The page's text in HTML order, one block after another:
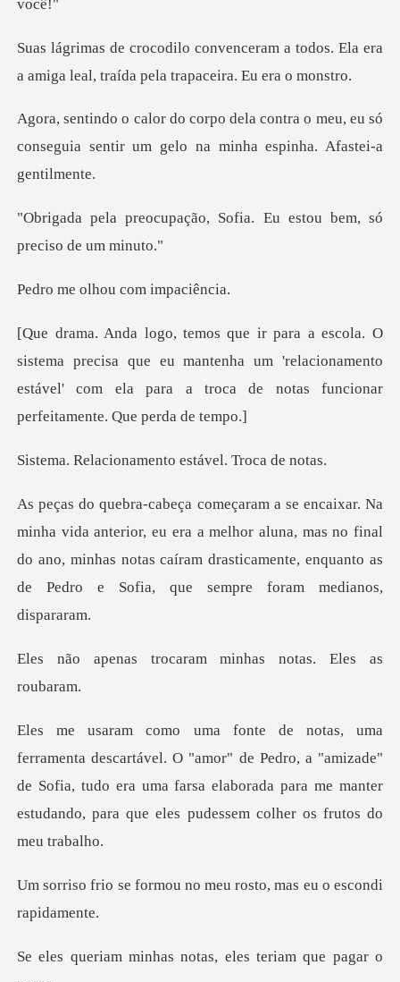
m a todos. Ela era
a amiga leal, traí
tra o meu, eu só
conseguia sentir um gelo
ão, Sofia. Eu estou bem,
lhou com i
recisa que eu mantenha um 'relacionamento
estável' com ela para
namento estável.
eu era a melhor aluna, mas no final
do ano, minhas notas caíram drasticam
ocaram minhas nota
or" de Pedro, a "amizade"
de Sofia, tudo era uma farsa elaborada para me
ou no meu rosto, mas eu
as notas, eles teria